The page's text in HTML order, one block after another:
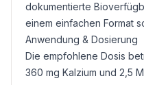
dokumentierte
einem einfachen Format
Anwendung & Dosierung
Die empfohlene Dosis
360 mg Kalzium und 2,5